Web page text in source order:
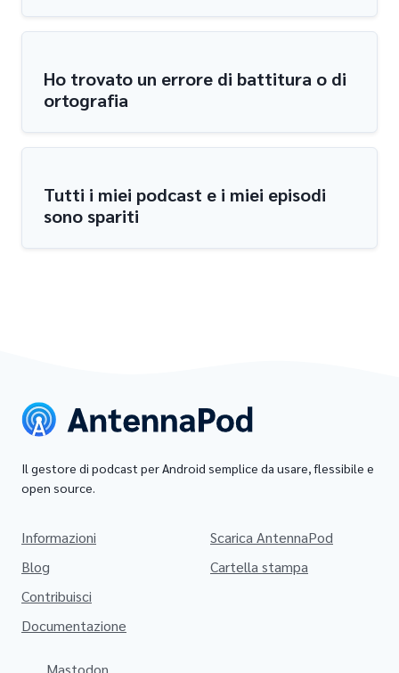
Ho trovato un errore di battitura o di
ortografia
Tutti i miei podcast e i miei episodi
sono spariti
Il gestore di podcast per Android semplice da usare, flessibile e
open source.
Informazioni
Blog
Contribuisci
Documentazione
Scarica AntennaPod
Cartella stampa
Mastodon